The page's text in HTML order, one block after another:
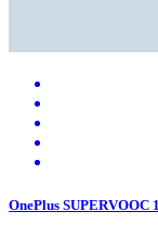
OnePlus